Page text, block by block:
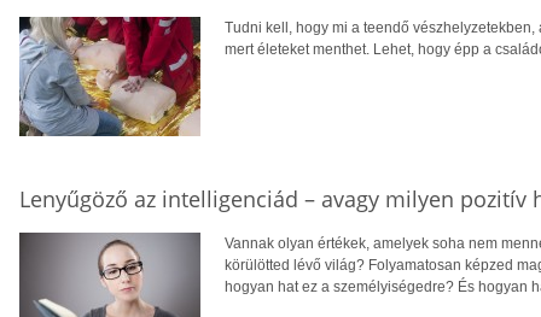
Tudni kell, hogy mi a teendő
mert életeket menthet. Lehet, hogy épp a
Lenyűgöző az intelligenciád – avagy milyen pozitív
Vannak olyan értékek, amelyek soha nem
körülötted lévő világ? Folyamatosan képzed
hogyan hat ez a személyiségedre? És hogyan